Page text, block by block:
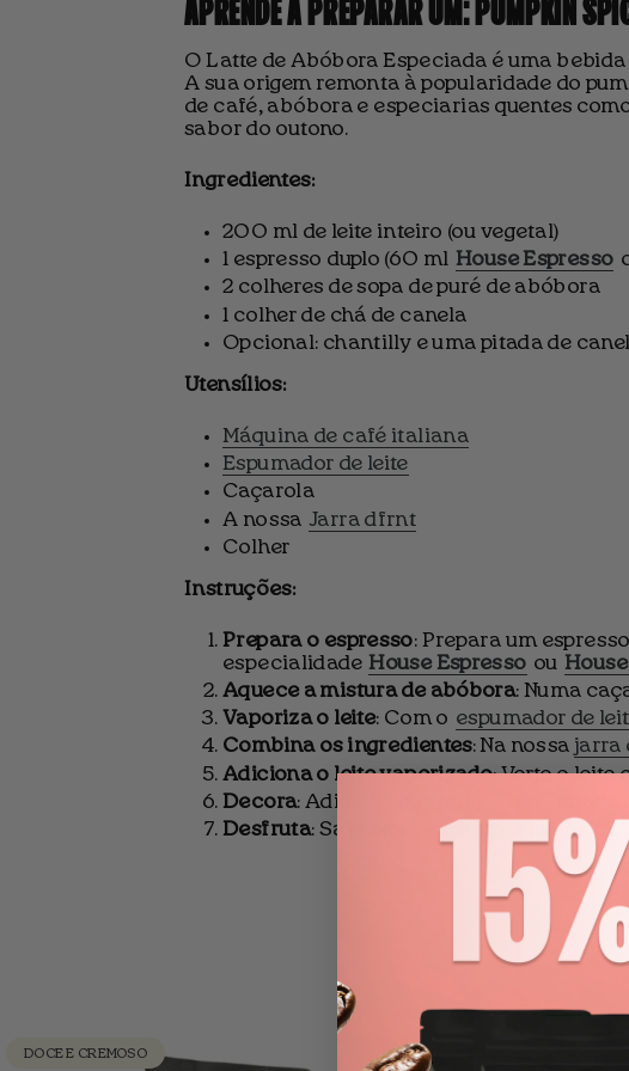
O Latte de Abóbora Especiada é uma
A sua origem remonta à popularidade do
de café, abóbora e especiarias quentes
sabor do outono.
Ingredientes:
200 ml de leite inteiro (ou vegetal)
1 espresso duplo (60 ml House Espresso
2 colheres de sopa de puré de abóbora
1 colher de chá de canela
Opcional: chantilly e uma pitada de
Utensílios:
Máquina de café italiana
Espumador de leite
Caçarola
A nossa Jarra dfrnt
Colher
Instruções:
Prepara o espresso: Prepara um
especialidade House Espresso ou
Aquece a mistura de abóbora: Numa
Vaporiza o leite: Com o espumador de
Combina os ingredientes: Na nossa jarra
Adiciona o leite vaporizado: Verte o leite
Decora: Adiciona chantilly e uma pitada
Desfruta: Saboreia este Pumpkin Spice
DOCE E CREMOSO